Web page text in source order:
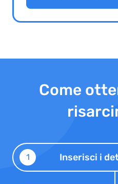
Come
1 Inserisci i